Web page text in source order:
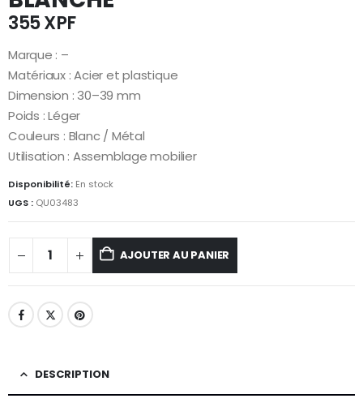
355XPF
Marque : –
Matériaux : Acier et plastique
Dimension : 30–39 mm
Poids : Léger
Couleurs : Blanc / Métal
Utilisation : Assemblage mobilier
Disponibilité: En stock
UGS : QU03483
AJOUTER AU PANIER
DESCRIPTION